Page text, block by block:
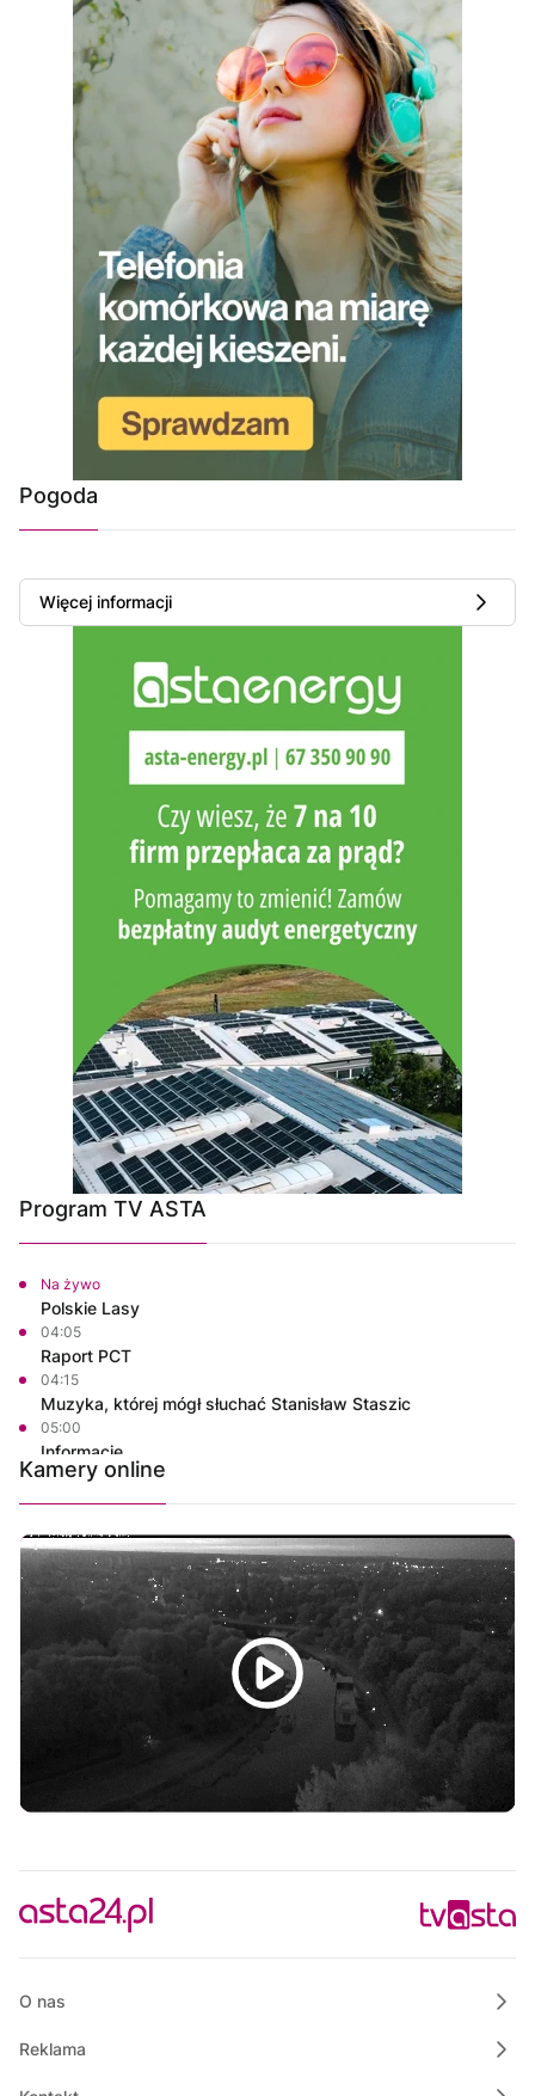
Pogoda
Więcej informacji
Program TV ASTA
Na żywo
Polskie Lasy
04:05
Raport PCT
04:15
Muzyka, której mógł słuchać Stanisław Staszic
05:00
Informacje
05:15
Rozmowa dnia
Ze starych taśm
06:30
Informacje
06:45
Rozmowa dnia
07:00
Własnymi ścieżkami
Powiat Wałecki Blisko Natury
Wielkopolska na Weekend
08:00
08:30
Ze starych taśm
09:30
Kamery online
O nas
Reklama